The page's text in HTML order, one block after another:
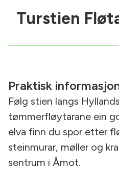
Turstien
Praktisk
Følg stien langs
tømmerfløytarane ein
elva finn du spor etter
steinmurar, møller og
sentrum i Åmot.